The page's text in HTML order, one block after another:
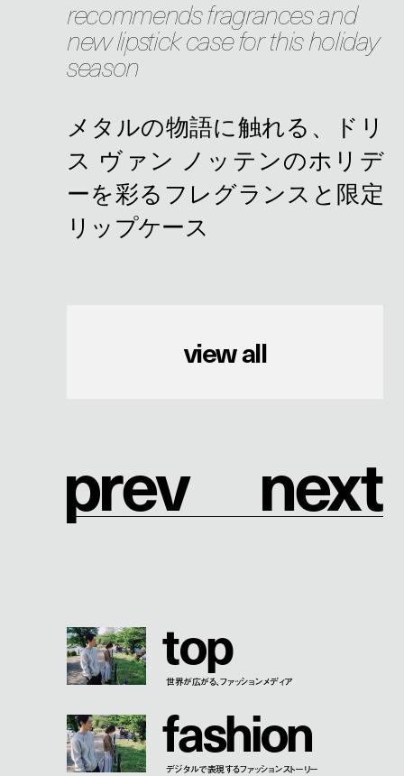
recommends fragrances and
new lipstick case for this holiday
season
view all
prev next
top
世界が広がる、ファッションメディア
fashion
デジタルで表現するファッションストーリー